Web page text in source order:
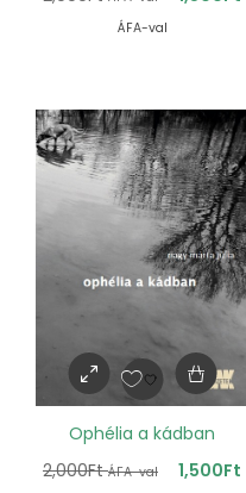
ÁFA-val
Ophélia a kádban
2,000Ft ÁFA-val 1,500Ft